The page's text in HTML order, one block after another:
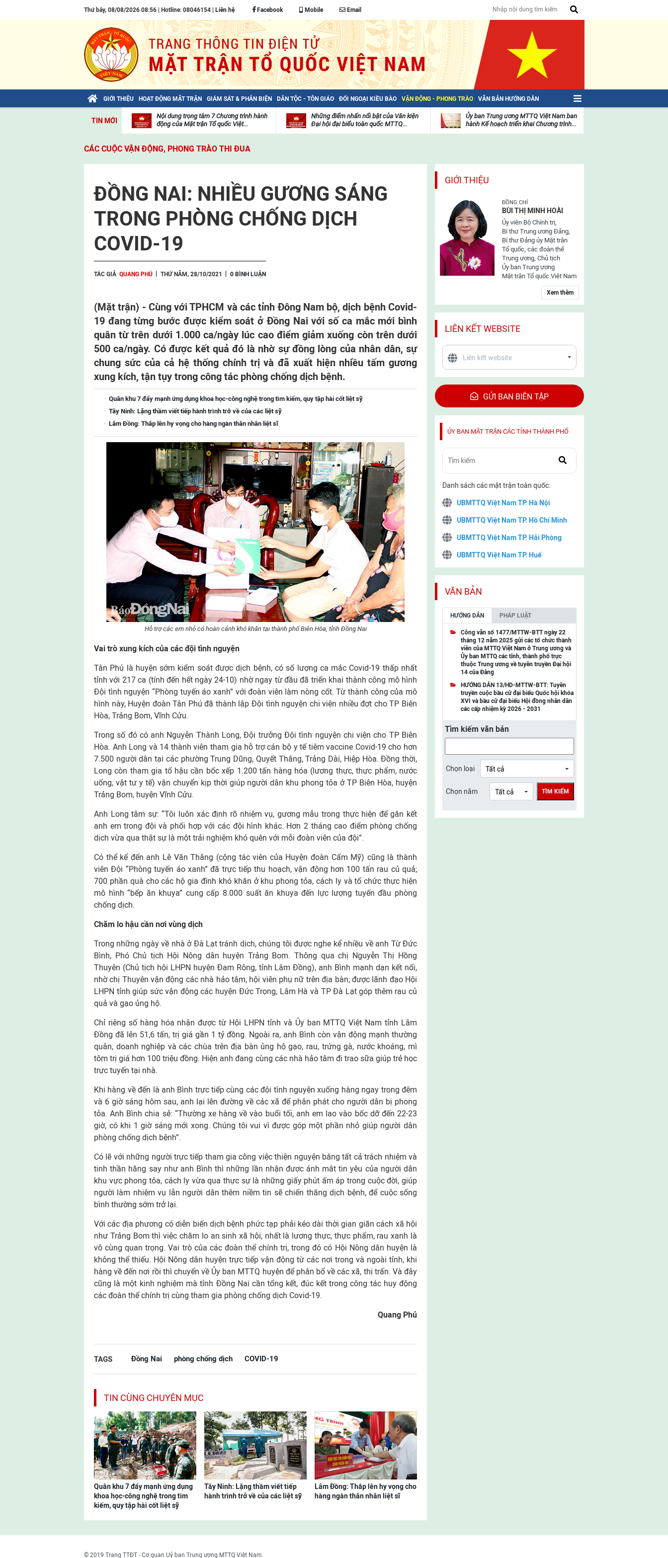
Thứ bảy, 08/08/2026 08:56 | Hotline: 08046154 | Liên hệ Facebook Mobile Email
GIỚI THIỆU HOẠT ĐỘNG MẶT TRẬN GIÁM SÁT & PHẢN BIỆN DÂN TỘC - TÔN GIÁO ĐỐI NGOẠI KIỀU BÀO VẬN ĐỘNG - PHONG TRÀO VĂN BẢN HƯỚNG DẪN
TIN MỚI
Bài viết của Tổng Bí thư Tô Lâm: TIẾN
viện
Nội dung trọng tâm 7 Chương trình hành
động của Mặt trận Tổ quốc Việt...
Những điểm nhấn nổi bật của Văn kiện
Đại hội đại biểu toàn quốc MTTQ...
mặt
trận
Ủy ban Trung ương MTTQ Việt Nam ban
hành Kế hoạch triển khai Chương trình...
CÁC CUỘC VẬN ĐỘNG, PHONG TRÀO THI ĐUA
ĐỒNG NAI: NHIỀU GƯƠNG SÁNG
TRONG PHÒNG CHỐNG DỊCH
COVID-19
TÁC GIẢ QUANG PHÚ THỨ NĂM, 28/10/2021 0 BÌNH LUẬN
(Mặt trận) - Cùng với TPHCM và các tỉnh Đông Nam bộ, dịch bệnh Covid-
19 đang từng bước được kiểm soát ở Đồng Nai với số ca mắc mới bình
quân từ trên dưới 1.000 ca/ngày lúc cao điểm giảm xuống còn trên dưới
500 ca/ngày. Có được kết quả đó là nhờ sự đồng lòng của nhân dân, sự
chung sức của cả hệ thống chính trị và đã xuất hiện nhiều tấm gương
xung kích, tận tụy trong công tác phòng chống dịch bệnh.
Quân khu 7 đẩy mạnh ứng dụng khoa học-công nghệ trong tìm kiếm, quy tập hài cốt liệt sỹ
Tây Ninh: Lặng thầm viết tiếp hành trình trở về của các liệt sỹ
Lâm Đồng: Thắp lên hy vọng cho hàng ngàn thân nhân liệt sĩ
Hỗ trợ các em nhỏ có hoàn cảnh khó khăn tại thành phố Biên Hòa, tỉnh Đồng Nai
Vai trò xung kích của các đội tình nguyện
Tân Phú là huyện sớm kiểm soát được dịch bệnh, có số lượng ca mắc Covid-19 thấp nhất
tỉnh với 217 ca (tính đến hết ngày 24-10) nhờ ngay từ đầu đã triển khai thành công mô hình
Đội tình nguyện “Phòng tuyến áo xanh” với đoàn viên làm nòng cốt. Từ thành công của mô
hình này, Huyện đoàn Tân Phú đã thành lập Đội tình nguyện chi viện nhiều đợt cho TP Biên
Hòa, Trảng Bom, Vĩnh Cửu.
Trong số đó có anh Nguyễn Thành Long, Đội trưởng Đội tình nguyện chi viện cho TP Biên
Hòa. Anh Long và 14 thành viên tham gia hỗ trợ cán bộ y tế tiêm vaccine Covid-19 cho hơn
7.500 người dân tại các phường Trung Dũng, Quyết Thắng, Trảng Dài, Hiệp Hòa. Đồng thời,
Long còn tham gia tổ hậu cần bốc xếp 1.200 tấn hàng hóa (lương thực, thực phẩm, nước
uống, vật tư y tế) vận chuyển kịp thời giúp người dân khu phong tỏa ở TP Biên Hòa, huyện
Trảng Bom, huyện Vĩnh Cửu.
Anh Long tâm sự: “Tôi luôn xác định rõ nhiệm vụ, gương mẫu trong thực hiện để gắn kết
anh em trong đội và phối hợp với các đội hình khác. Hơn 2 tháng cao điểm phòng chống
dịch vừa qua thật sự là một trải nghiệm khó quên với mỗi đoàn viên của đội”.
Có thể kể đến anh Lê Văn Thắng (cộng tác viên của Huyện đoàn Cẩm Mỹ) cũng là thành
viên Đội “Phòng tuyến áo xanh” đã trực tiếp thu hoạch, vận động hơn 100 tấn rau củ quả;
700 phần quà cho các hộ gia đình khó khăn ở khu phong tỏa, cách ly và tổ chức thực hiện
mô hình “bếp ăn khuya” cung cấp 8.000 suất ăn khuya đến lực lượng tuyến đầu phòng
chống dịch.
Chăm lo hậu cần nơi vùng dịch
Trong những ngày về nhà ở Đà Lạt tránh dịch, chúng tôi được nghe kể nhiều về anh Từ Đức
Bình, Phó Chủ tịch Hội Nông dân huyện Trảng Bom. Thông qua chị Nguyễn Thị Hồng
Thuyên (Chủ tịch hội LHPN huyện Đam Rông, tỉnh Lâm Đồng), anh Bình mạnh dạn kết nối,
nhờ chị Thuyên vận động các nhà hảo tâm, hội viên phụ nữ trên địa bàn; được lãnh đạo Hội
LHPN tỉnh giúp sức vận động các huyện Đức Trọng, Lâm Hà và TP Đà Lạt góp thêm rau củ
quả và gạo ủng hộ.
Chỉ riêng số hàng hóa nhận được từ Hội LHPN tỉnh và Ủy ban MTTQ Việt Nam tỉnh Lâm
Đồng đã lên 51,6 tấn, trị giá gần 1 tỷ đồng. Ngoài ra, anh Bình còn vận động mạnh thường
quân, doanh nghiệp và các chùa trên địa bàn ủng hộ gạo, rau, trứng gà, nước khoáng, mì
tôm trị giá hơn 100 triệu đồng. Hiện anh đang cùng các nhà hảo tâm đi trao sữa giúp trẻ học
trực tuyến tại nhà.
Khi hàng về đến là anh Bình trực tiếp cùng các đội tình nguyện xuống hàng ngay trong đêm
và 6 giờ sáng hôm sau, anh lại lên đường về các xã để phân phát cho người dân bị phong
tỏa. Anh Bình chia sẻ: “Thường xe hàng về vào buổi tối, anh em lao vào bốc dỡ đến 22-23
giờ, có khi 1 giờ sáng mới xong. Chúng tôi vui vì được góp một phần nhỏ giúp người dân
phòng chống dịch bệnh”.
Có lẽ với những người trực tiếp tham gia công việc thiện nguyện bằng tất cả trách nhiệm và
tinh thần hăng say như anh Bình thì những lần nhận được ánh mắt tin yêu của người dân
khu vực phong tỏa, cách ly vừa qua thực sự là những giấy phút ấm áp trong cuộc đời, giúp
người làm nhiệm vụ lẫn người dân thêm niềm tin sẽ chiến thắng dịch bệnh, để cuộc sống
bình thường sớm trở lại.
Với các địa phương có diễn biến dịch bệnh phức tạp phải kéo dài thời gian giãn cách xã hội
như Trảng Bom thì việc chăm lo an sinh xã hội, nhất là lương thực, thực phẩm, rau xanh là
vô cùng quan trọng. Vai trò của các đoàn thể chính trị, trong đó có Hội Nông dân huyện là
không thể thiếu. Hội Nông dân huyện trực tiếp vận động từ các nơi trong và ngoài tỉnh, khi
hàng về đến nơi rồi thì chuyển về Ủy ban MTTQ huyện để phân bổ về các xã, thị trấn. Và đây
cũng là một kinh nghiệm mà tỉnh Đồng Nai cần tổng kết, đúc kết trong công tác huy động
các đoàn thể chính trị cùng tham gia phòng chống dịch Covid-19.
Quang Phú
TAGS Đồng Nai phòng chống dịch COVID-19
TIN CÙNG CHUYÊN MỤC
Quân khu 7 đẩy mạnh ứng dụng
khoa học-công nghệ trong tìm
kiếm, quy tập hài cốt liệt sỹ
Tây Ninh: Lặng thầm viết tiếp
hành trình trở về của các liệt sỹ
Lâm Đồng: Thắp lên hy vọng cho
hàng ngàn thân nhân liệt sĩ
GIỚI THIỆU
ĐỒNG CHÍ
BÙI THỊ MINH HOÀI
Ủy viên Bộ Chính trị,
Bí thư Trung ương Đảng,
Bí thư Đảng ủy Mặt trận
Tổ quốc, các đoàn thể
Trung ương, Chủ tịch
Ủy ban Trung ương
Mặt trận Tổ quốc Việt Nam
Xem thêm
LIÊN KẾT WEBSITE
GỬI BAN BIÊN TẬP
ỦY BAN MẶT TRẬN CÁC TỈNH THÀNH PHỐ
Danh sách các mặt trận toàn quốc:
UBMTTQ Việt Nam TP. Hà Nội
UBMTTQ Việt Nam TP. Hồ Chí Minh
UBMTTQ Việt Nam TP. Hải Phòng
UBMTTQ Việt Nam TP. Huế
UBMTTQ Việt Nam TP. Cần Thơ
UBMTTQ Việt Nam tỉnh Quảng Ninh
UBMTTQ Việt Nam tỉnh Cao Bằng
UBMTTQ Việt Nam tỉnh Lạng Sơn
UBMTTQ Việt Nam tỉnh Lai Châu
UBMTTQ Việt Nam tỉnh Điện Biên
UBMTTQ Việt Nam tỉnh Sơn La
UBMTTQ Việt Nam tỉnh Thanh Hóa
UBMTTQ Việt Nam tỉnh Nghệ An
UBMTTQ Việt Nam tỉnh Lào Cai
UBMTTQ Việt Nam tỉnh Thái Nguyên
VĂN BẢN
HƯỚNG DẪN PHÁP LUẬT
Công văn số 1477/MTTW-BTT ngày 22
tháng 12 năm 2025 gửi các tổ chức thành
viên của MTTQ Việt Nam ở Trung ương và
Ủy ban MTTQ các tỉnh, thành phố trực
thuộc Trung ương về tuyên truyền Đại hội
14 của Đảng
HƯỚNG DẪN 13/HD-MTTW-BTT: Tuyên
truyền cuộc bầu cử đại biểu Quốc hội khóa
XVI và bầu cử đại biểu Hội đồng nhân dân
các cấp nhiệm kỳ 2026 - 2031
Tìm kiếm văn bản
Chọn loại
Chọn năm TÌM KIẾM
© 2019 Trang TTĐT - Cơ quan Uỷ ban Trung ương MTTQ Việt Nam.